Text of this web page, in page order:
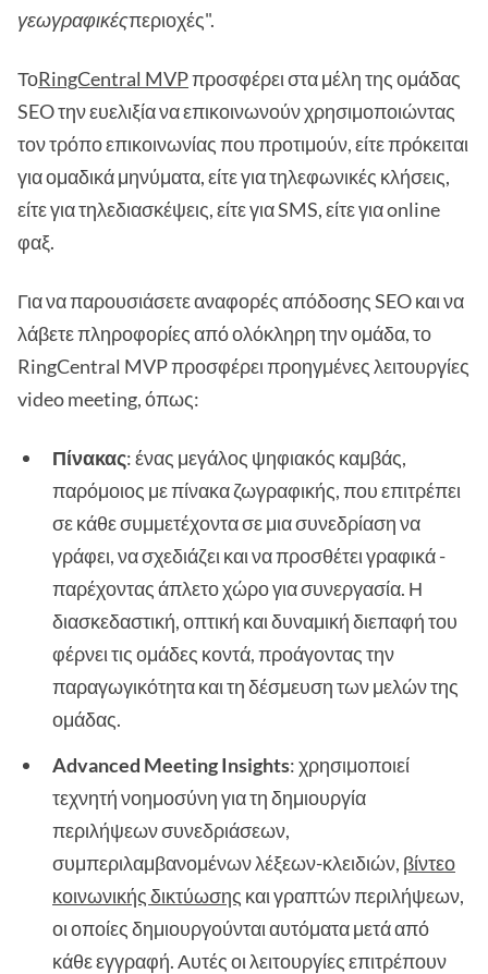
γεωγραφικέςπεριοχές".
ΤοRingCentral MVPπροσφέρει στα μέλη της ομάδας
SEO την ευελιξία να επικοινωνούν χρησιμοποιώντας
τον τρόπο επικοινωνίας που προτιμούν, είτε πρόκειται
για ομαδικά μηνύματα, είτε για τηλεφωνικές κλήσεις,
είτε για τηλεδιασκέψεις, είτε για SMS, είτε για online
φαξ.
Για να παρουσιάσετε αναφορές απόδοσης SEO και να
λάβετε πληροφορίες από ολόκληρη την ομάδα, το
RingCentral MVP προσφέρει προηγμένες λειτουργίες
video meeting, όπως:
Πίνακας: ένας μεγάλος ψηφιακός καμβάς,
παρόμοιος με πίνακα ζωγραφικής, που επιτρέπει
σε κάθε συμμετέχοντα σε μια συνεδρίαση να
γράφει, να σχεδιάζει και να προσθέτει γραφικά -
παρέχοντας άπλετο χώρο για συνεργασία. Η
διασκεδαστική, οπτική και δυναμική διεπαφή του
φέρνει τις ομάδες κοντά, προάγοντας την
παραγωγικότητα και τη δέσμευση των μελών της
ομάδας.
Advanced Meeting Insights: χρησιμοποιεί
τεχνητή νοημοσύνη για τη δημιουργία
περιλήψεων συνεδριάσεων,
συμπεριλαμβανομένων λέξεων-κλειδιών, βίντεο
κοινωνικής δικτύωσης και γραπτών περιλήψεων,
οι οποίες δημιουργούνται αυτόματα μετά από
κάθε εγγραφή. Αυτές οι λειτουργίες επιτρέπουν